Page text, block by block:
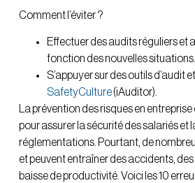
Comment l’éviter ?
Effectuer des audits réguliers et
fonction des nouvelles situations.
S’appuyer sur des outils d’audit
SafetyCulture(iAuditor).
La prévention des risques en
pour assurer la sécurité des salariés et
réglementations. Pourtant, de
et peuvent entraîner des accidents,
baisse de productivité. Voici les 10